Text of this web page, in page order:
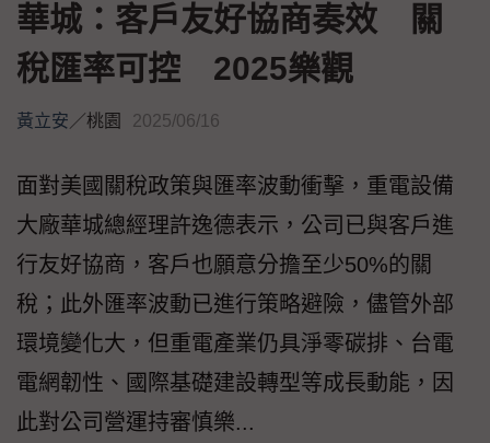
華城：客戶友好協商奏效 關
稅匯率可控 2025樂觀
黃立安 ／桃園 2025/06/16
面對美國關稅政策與匯率波動衝擊，重電設備
大廠華城總經理許逸德表示，公司已與客戶進
行友好協商，客戶也願意分擔至少50%的關
稅；此外匯率波動已進行策略避險，儘管外部
環境變化大，但重電產業仍具淨零碳排、台電
電網韌性、國際基礎建設轉型等成長動能，因
此對公司營運持審慎樂...